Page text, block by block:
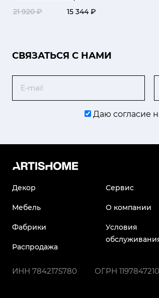
21 920 ₽ 15 344 ₽
CВЯЗАТЬСЯ С НАМИ
Даю согласие
Декор
Мебель
Фабрики
Распродажа
Сервис
О компании
Условия
ИНН 7842175780 ОГРН